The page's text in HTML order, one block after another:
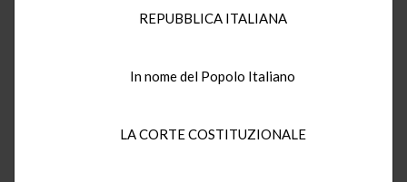
REPUBBLICA ITALIANA
In nome del Popolo Italiano
LA CORTE COSTITUZIONALE